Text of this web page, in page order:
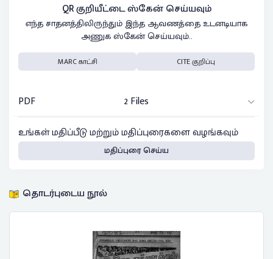
QR குறியீட்டை ஸ்கேன் செய்யவும்
எந்த சாதனத்திலிருந்தும் இந்த ஆவணத்தை உடனடியாக
அணுக ஸ்கேன் செய்யவும்..
MARC காட்சி CITE குறிப்பு
PDF
2 Files
உங்கள் மதிப்பீடு மற்றும் மதிப்புரைகளை வழங்கவும்
மதிப்புரை செய்ய
தொடர்புடைய நூல்